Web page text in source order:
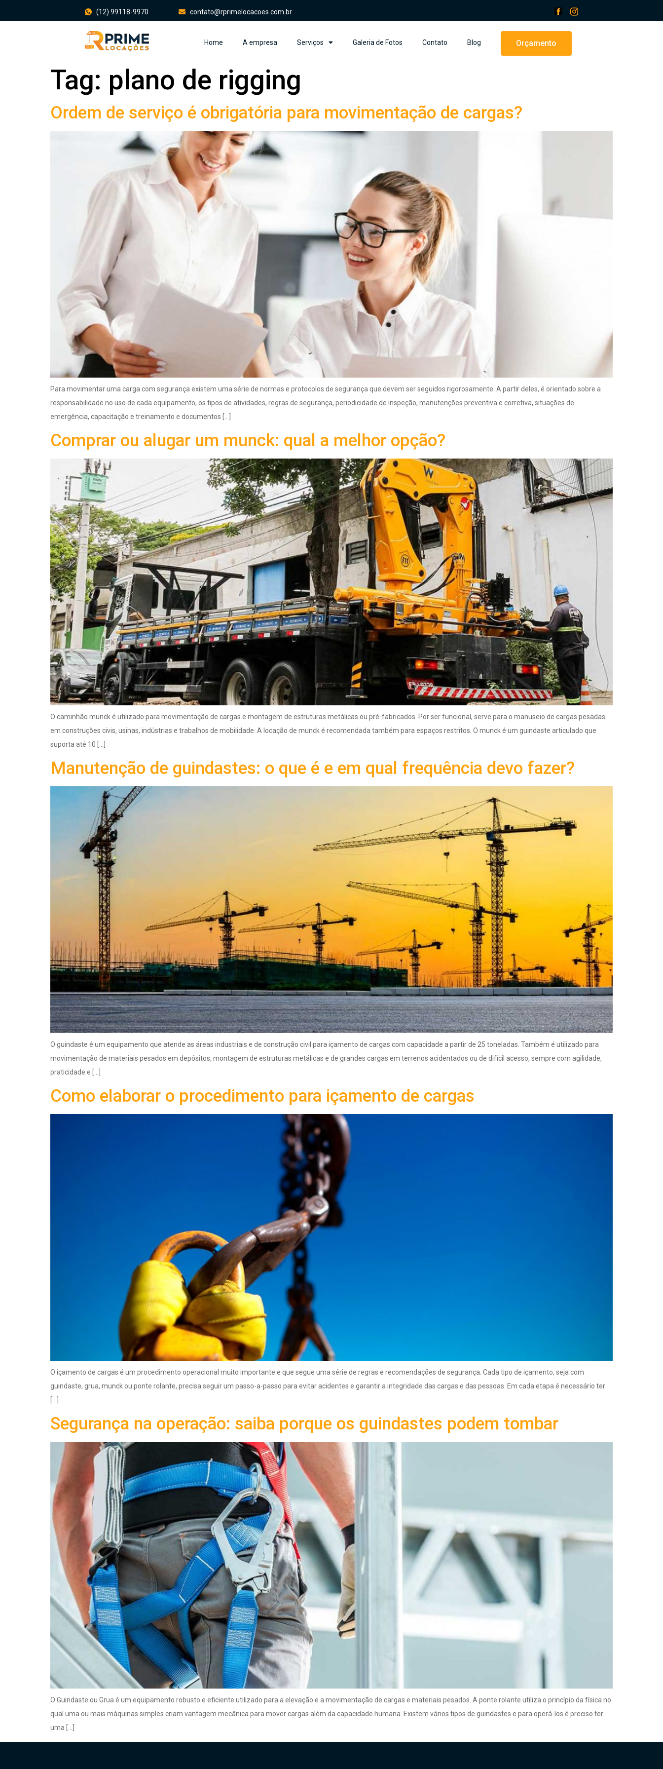
(12) 99118-9970 contato@rprimelocacoes.com.br
Home A empresa Serviços Galeria de Fotos Contato Blog Orçamento
Tag: plano de rigging
Ordem de serviço é obrigatória para movimentação de cargas?
Para movimentar uma carga com segurança existem uma série de normas e protocolos de segurança que devem ser seguidos rigorosamente. A partir deles, é orientado sobre a
responsabilidade no uso de cada equipamento, os tipos de atividades, regras de segurança, periodicidade de inspeção, manutenções preventiva e corretiva, situações de
emergência, capacitação e treinamento e documentos […]
Comprar ou alugar um munck: qual a melhor opção?
O caminhão munck é utilizado para movimentação de cargas e montagem de estruturas metálicas ou pré-fabricados. Por ser funcional, serve para o manuseio de cargas pesadas
em construções civis, usinas, indústrias e trabalhos de mobilidade. A locação de munck é recomendada também para espaços restritos. O munck é um guindaste articulado que
suporta até 10 […]
Manutenção de guindastes: o que é e em qual frequência devo fazer?
O guindaste é um equipamento que atende as áreas industriais e de construção civil para içamento de cargas com capacidade a partir de 25 toneladas. Também é utilizado para
movimentação de materiais pesados em depósitos, montagem de estruturas metálicas e de grandes cargas em terrenos acidentados ou de difícil acesso, sempre com agilidade,
praticidade e […]
Como elaborar o procedimento para içamento de cargas
O içamento de cargas é um procedimento operacional muito importante e que segue uma série de regras e recomendações de segurança. Cada tipo de içamento, seja com
guindaste, grua, munck ou ponte rolante, precisa seguir um passo-a-passo para evitar acidentes e garantir a integridade das cargas e das pessoas. Em cada etapa é necessário ter
Segurança na operação: saiba porque os guindastes podem tombar
O Guindaste ou Grua é um equipamento robusto e eficiente utilizado para a elevação e a movimentação de cargas e materiais pesados. A ponte rolante utiliza o princípio da física no
qual uma ou mais máquinas simples criam vantagem mecânica para mover cargas além da capacidade humana. Existem vários tipos de guindastes e para operá-los é preciso ter
uma […]